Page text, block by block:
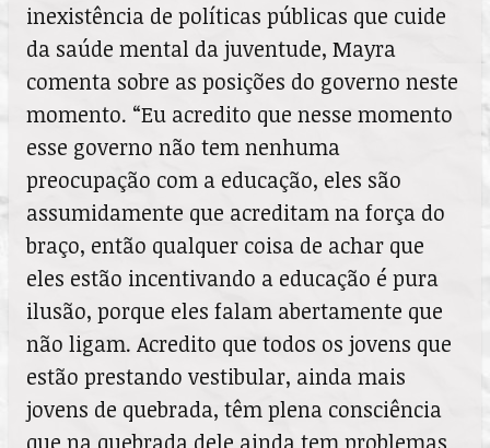
inexistência de políticas públicas que cuide
da saúde mental da juventude, Mayra
comenta sobre as posições do governo neste
momento. “Eu acredito que nesse momento
esse governo não tem nenhuma
preocupação com a educação, eles são
assumidamente que acreditam na força do
braço, então qualquer coisa de achar que
eles estão incentivando a educação é pura
ilusão, porque eles falam abertamente que
não ligam. Acredito que todos os jovens que
estão prestando vestibular, ainda mais
jovens de quebrada, têm plena consciência